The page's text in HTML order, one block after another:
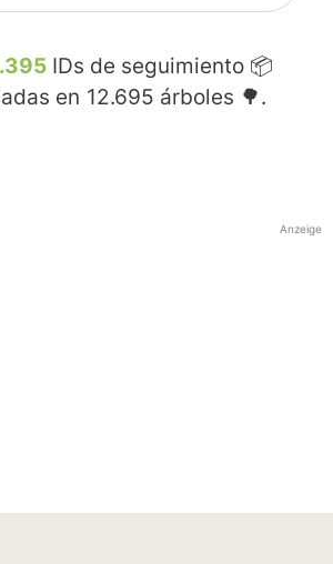
IDs de seguimiento 📦
en 12.695 árboles 🌳.
Anzeige